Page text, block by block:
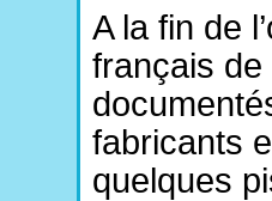
A la fin de
français de
fabricants
quelques